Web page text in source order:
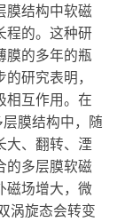
膜结构中软磁
程的。这种研
膜的多年的瓶
研究表明，
相互作用。在
膜结构中，随
大、翻转、湮
的多层膜软磁
磁场增大，微
涡旋态会转变